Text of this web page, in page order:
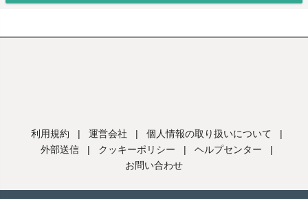
利用規約 | 運営会社 | 個人情報の取り扱いについて
|
外部送信
| クッキーポリシー | ヘルプセンター
|
お問い合わせ